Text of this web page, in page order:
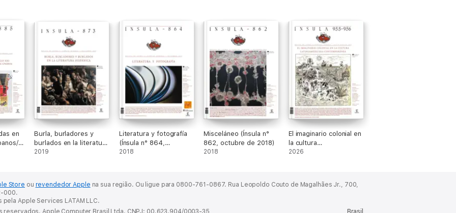
en
Burla, burladores y
burlados en la literatura
hispánica (Ínsula n°
2019
Literatura y fotografía
(Ínsula n° 864,
diciembre de 2018)
2018
Misceláneo (Ínsula n°
862, octubre de 2018)
2018
El imaginario colonial en
la cultura
latinoamericana
2026
Store ou revendedor Apple na sua região. Ou ligue para 0800-761-0867. Rua Leopoldo Couto de Magalhães Jr., 700,
000.
Apple Services LATAM LLC.
Brasil
Apple Computer Brasil Ltda. CNPJ: 00.623.904/0003-35